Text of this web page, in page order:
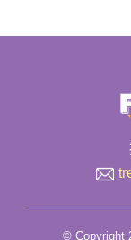
© Copyright